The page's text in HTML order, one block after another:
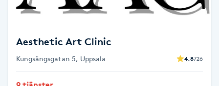
Gravidyoga
Gruppträning
Gua Sha-massage
Aesthetic Art Clinic
Kungsängsgatan 5, Uppsala 4.8726